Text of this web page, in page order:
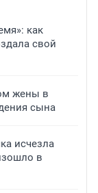
как
свой
жены в
сына
исчезла
в